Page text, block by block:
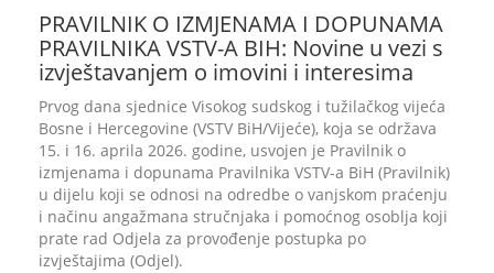
PRAVILNIK O IZMJENAMA I DOPUNAMA
PRAVILNIKA VSTV-A BIH: Novine u vezi s
izvještavanjem o imovini i interesima
Prvog dana sjednice Visokog sudskog i tužilačkog vijeća
Bosne i Hercegovine (VSTV BiH/Vijeće), koja se održava
15. i 16. aprila 2026. godine, usvojen je Pravilnik o
izmjenama i dopunama Pravilnika VSTV-a BiH (Pravilnik)
u dijelu koji se odnosi na odredbe o vanjskom praćenju
i načinu angažmana stručnjaka i pomoćnog osoblja koji
prate rad Odjela za provođenje postupka po
izvještajima (Odjel).